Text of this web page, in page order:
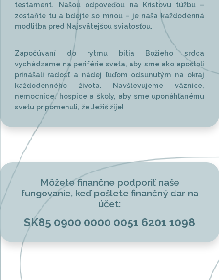
testament. Našou odpoveďou na Kristovu túžbu –
zostaňte tu a bdejte so mnou – je naša každodenná
modlitba pred Najsvätejšou sviatosťou.
Započúvaní do rytmu bitia Božieho srdca
vychádzame na periférie sveta, aby sme ako apoštoli
prinášali radosť a nádej ľuďom odsunutým na okraj
každodenného života. Navštevujeme väznice,
nemocnice, hospice a školy, aby sme uponáhľanému
svetu pripomenuli, že Ježiš žije!
Môžete finančne podporiť naše
fungovanie, keď pošlete finančný dar na
účet:
SK85 0900 0000 0051 6201 1098